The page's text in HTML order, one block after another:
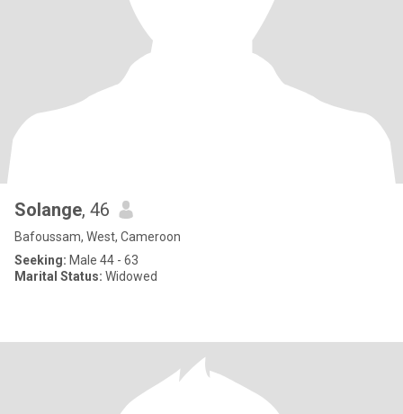
Solange, 46
Bafoussam, West, Cameroon
Seeking: Male 44 - 63
Marital Status: Widowed